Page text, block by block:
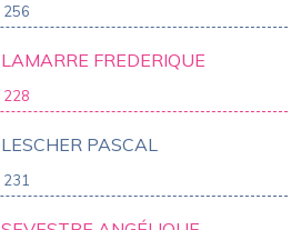
256
228
LAMARRE FREDERIQUE
231
LESCHER PASCAL